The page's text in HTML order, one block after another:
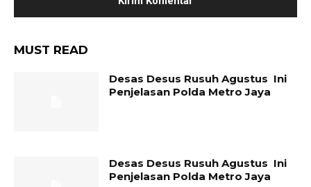
MUST READ
Desas Desus Rusuh Agustus Ini
Penjelasan Polda Metro Jaya
Desas Desus Rusuh Agustus Ini
Penjelasan Polda Metro Jaya